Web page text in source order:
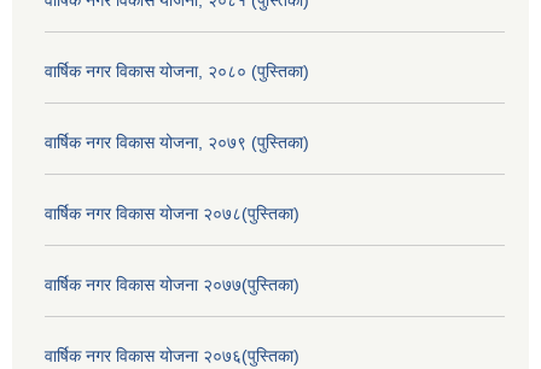
वार्षिक नगर विकास योजना, २०८० (पुस्तिका)
वार्षिक नगर विकास योजना, २०७९ (पुस्तिका)
वार्षिक नगर विकास योजना २०७८(पुस्तिका)
वार्षिक नगर विकास योजना २०७७(पुस्तिका)
वार्षिक नगर विकास योजना २०७६(पुस्तिका)